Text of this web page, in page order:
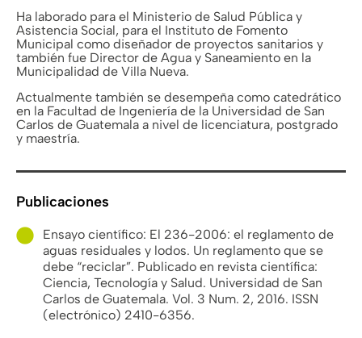
Ha laborado para el Ministerio de Salud Pública y
Asistencia Social, para el Instituto de Fomento
Municipal como diseñador de proyectos sanitarios y
también fue Director de Agua y Saneamiento en la
Municipalidad de Villa Nueva.
Actualmente también se desempeña como catedrático
en la Facultad de Ingeniería de la Universidad de San
Carlos de Guatemala a nivel de licenciatura, postgrado
y maestría.
Publicaciones
Ensayo científico: El 236-2006: el reglamento de
aguas residuales y lodos. Un reglamento que se
debe “reciclar”. Publicado en revista científica:
Ciencia, Tecnología y Salud. Universidad de San
Carlos de Guatemala. Vol. 3 Num. 2, 2016. ISSN
(electrónico) 2410-6356.